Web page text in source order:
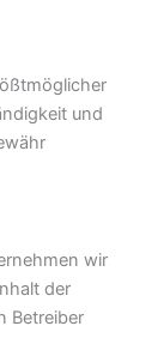
und
wir
der
Betreiber